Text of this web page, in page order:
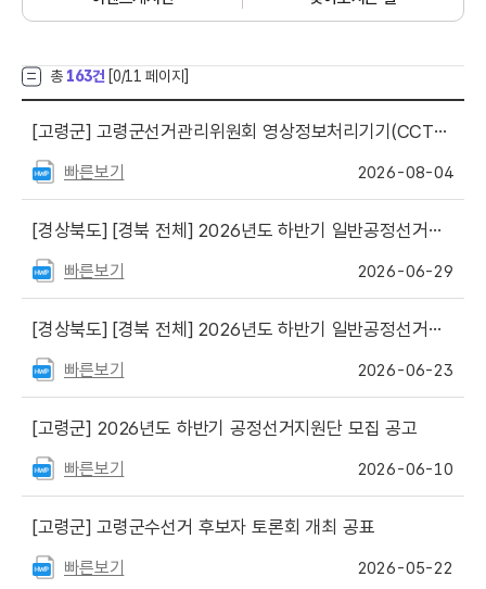
총 163건 [0/11 페이지]
[고령군] 고령군선거관리위원회 영상정보처리기기(CCTV) 운영·관리 현행화
빠른보기 2026-08-04
[경상북도] [경북 전체] 2026년도 하반기 일반공정선거지원단 최종합격자 등 공고
빠른보기 2026-06-29
[경상북도] [경북 전체] 2026년도 하반기 일반공정선거지원단 서류심사 합격자 및 면접심사 일정 안내
빠른보기 2026-06-23
[고령군] 2026년도 하반기 공정선거지원단 모집 공고
빠른보기 2026-06-10
[고령군] 고령군수선거 후보자 토론회 개최 공표
빠른보기 2026-05-22